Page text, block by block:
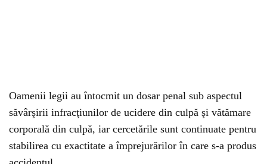
Oamenii legii au întocmit un dosar penal sub aspectul
săvârşirii infracţiunilor de ucidere din culpă şi vătămare
corporală din culpă, iar cercetările sunt continuate pentru
stabilirea cu exactitate a împrejurărilor în care s-a produs